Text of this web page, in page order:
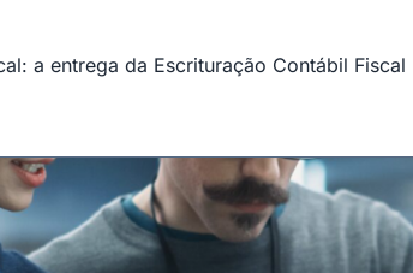
a entrega da Escrituração Contábil